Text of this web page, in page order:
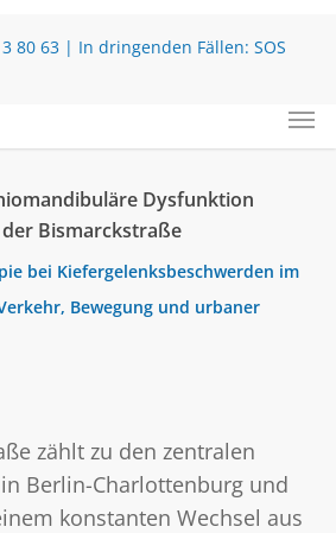
80 63| In dringenden Fällen: SOS
Dysfunktion
Bismarckstraße
bei Kiefergelenksbeschwerden im
Bewegung und urbaner
zählt zu den zentralen
Berlin-Charlottenburg und
konstanten Wechsel aus